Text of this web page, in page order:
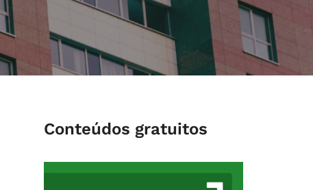
Conteúdos gratuitos